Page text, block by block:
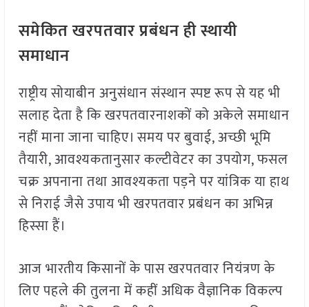
समेकित खरपतवार प्रबंधन ही स्थायी
समाधान
राष्ट्रीय सोयाबीन अनुसंधान संस्थान स्पष्ट रूप से यह भी
सलाह देता है कि खरपतवारनाशकों को अकेले समाधान
नहीं माना जाना चाहिए। समय पर बुवाई, अच्छी भूमि
तैयारी, आवश्यकतानुसार कल्टीवेटर का उपयोग, फसल
चक्र अपनाना तथा आवश्यकता पड़ने पर यांत्रिक या हाथ
से निराई जैसे उपाय भी खरपतवार प्रबंधन का अभिन्न
हिस्सा हैं।
आज भारतीय किसानों के पास खरपतवार नियंत्रण के
लिए पहले की तुलना में कहीं अधिक वैज्ञानिक विकल्प